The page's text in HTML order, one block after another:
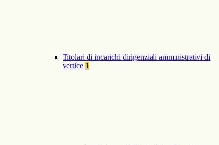
Titolari di incarichi dirigenziali amministrativi di
vertice 1